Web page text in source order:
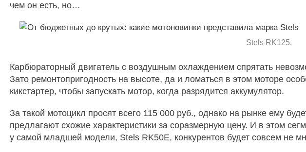
чем он есть, но…
Stels RK125.
Карбюраторный двигатель с воздушным охлаждением спрятать
Зато ремонтопригодность на высоте, да и ломаться в этом моторе
кикстартер, чтобы запускать мотор, когда разрядится аккумулятор.
За такой мотоцикл просят всего 115 000 руб., однако на рынке ему
предлагают схожие характеристики за соразмерную цену. И в этом
у самой младшей модели, Stels RK50E, конкурентов будет совсем не